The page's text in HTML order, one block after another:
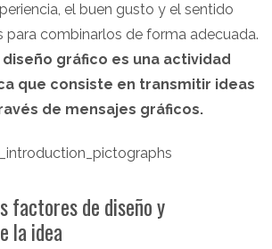
el buen gusto y el sentido
para combinarlos de forma adecuada.
diseño gráfico es una actividad
que consiste en transmitir ideas
de mensajes gráficos.
factores de diseño y
la idea